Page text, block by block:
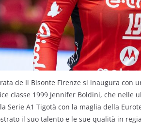
de Il Bisonte Firenze si inaugura con
classe 1999 Jennifer Boldini, che nelle
Serie A1 Tigotà con la maglia della
il suo talento e le sue qualità in